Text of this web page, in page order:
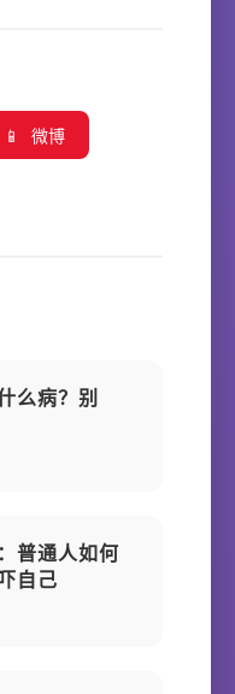
📱 微博
么病？别
普通人如何
自己